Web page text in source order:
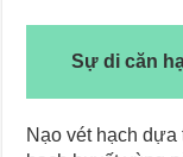
Sự di căn
Nạo vét hạch